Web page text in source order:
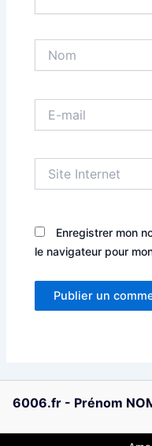
mail
Internet
Enregistrer mon
le navigateur pour
6006.fr- Prénom